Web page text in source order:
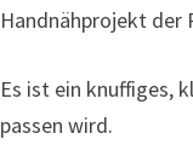
Handnähprojekt der
Es ist ein knuffiges,
passen wird.